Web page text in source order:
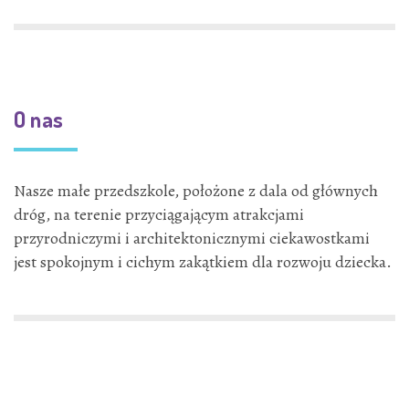
O nas
Nasze małe przedszkole, położone z dala od głównych
dróg, na terenie przyciągającym atrakcjami
przyrodniczymi i architektonicznymi ciekawostkami
jest spokojnym i cichym zakątkiem dla rozwoju dziecka.